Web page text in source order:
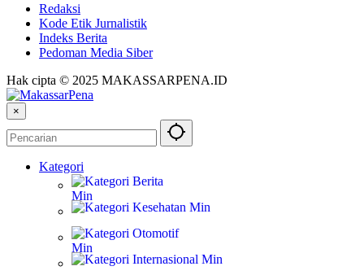
Redaksi
Kode Etik Jurnalistik
Indeks Berita
Pedoman Media Siber
Hak cipta © 2025 MAKASSARPENA.ID
×
Kategori